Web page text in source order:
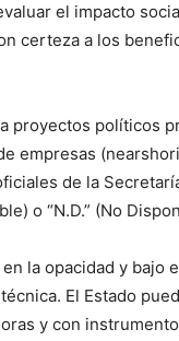
el impacto
certeza a los
proyectos políticos
empresas
de la
o “N.D.” (No
la opacidad y bajo
El Estado
y con